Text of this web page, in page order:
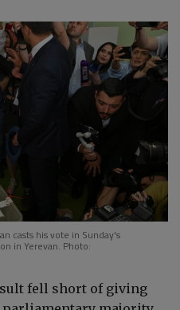
casts his vote in Sunday's
in Yerevan. Photo:
fell short of giving